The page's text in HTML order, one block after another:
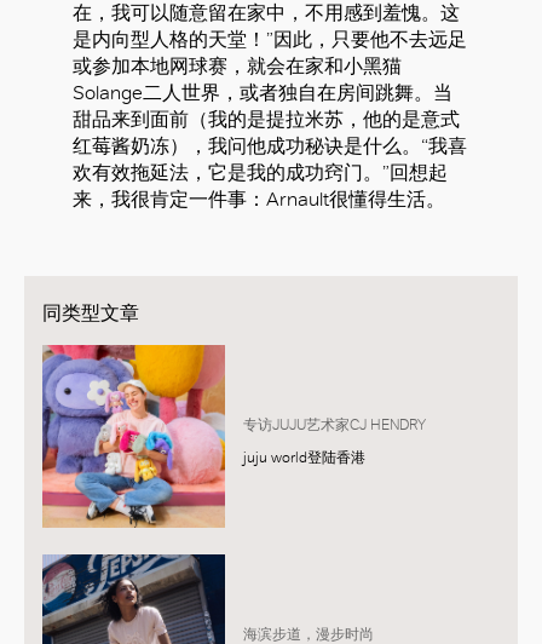
在，我可以随意留在家中，不用感到羞愧。这
是内向型人格的天堂！”因此，只要他不去远足
或参加本地网球赛，就会在家和小黑猫
Solange二人世界，或者独自在房间跳舞。当
甜品来到面前（我的是提拉米苏，他的是意式
红莓酱奶冻），我问他成功秘诀是什么。“我喜
欢有效拖延法，它是我的成功窍门。”回想起
来，我很肯定一件事：Arnault很懂得生活。
同类型文章
专访JUJU艺术家CJ HENDRY
juju world登陆香港
海滨步道，漫步时尚